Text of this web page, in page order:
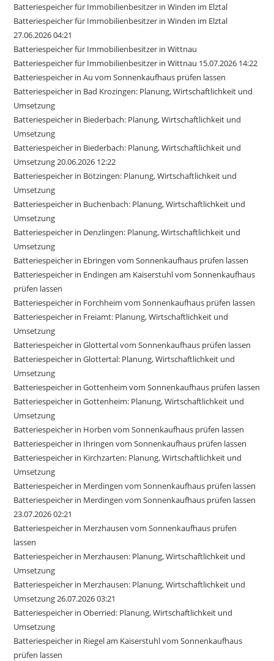
Batteriespeicher für Immobilienbesitzer in Winden im Elztal
Batteriespeicher für Immobilienbesitzer in Winden im Elztal
27.06.2026 04:21
Batteriespeicher für Immobilienbesitzer in Wittnau
Batteriespeicher für Immobilienbesitzer in Wittnau 15.07.2026 14:22
Batteriespeicher in Au vom Sonnenkaufhaus prüfen lassen
Batteriespeicher in Bad Krozingen: Planung, Wirtschaftlichkeit und
Umsetzung
Batteriespeicher in Biederbach: Planung, Wirtschaftlichkeit und
Umsetzung
Batteriespeicher in Biederbach: Planung, Wirtschaftlichkeit und
Umsetzung 20.06.2026 12:22
Batteriespeicher in Bötzingen: Planung, Wirtschaftlichkeit und
Umsetzung
Batteriespeicher in Buchenbach: Planung, Wirtschaftlichkeit und
Umsetzung
Batteriespeicher in Denzlingen: Planung, Wirtschaftlichkeit und
Umsetzung
Batteriespeicher in Ebringen vom Sonnenkaufhaus prüfen lassen
Batteriespeicher in Endingen am Kaiserstuhl vom Sonnenkaufhaus
prüfen lassen
Batteriespeicher in Forchheim vom Sonnenkaufhaus prüfen lassen
Batteriespeicher in Freiamt: Planung, Wirtschaftlichkeit und
Umsetzung
Batteriespeicher in Glottertal vom Sonnenkaufhaus prüfen lassen
Batteriespeicher in Glottertal: Planung, Wirtschaftlichkeit und
Umsetzung
Batteriespeicher in Gottenheim vom Sonnenkaufhaus prüfen lassen
Batteriespeicher in Gottenheim: Planung, Wirtschaftlichkeit und
Umsetzung
Batteriespeicher in Horben vom Sonnenkaufhaus prüfen lassen
Batteriespeicher in Ihringen vom Sonnenkaufhaus prüfen lassen
Batteriespeicher in Kirchzarten: Planung, Wirtschaftlichkeit und
Umsetzung
Batteriespeicher in Merdingen vom Sonnenkaufhaus prüfen lassen
Batteriespeicher in Merdingen vom Sonnenkaufhaus prüfen lassen
23.07.2026 02:21
Batteriespeicher in Merzhausen vom Sonnenkaufhaus prüfen
lassen
Batteriespeicher in Merzhausen: Planung, Wirtschaftlichkeit und
Umsetzung
Batteriespeicher in Merzhausen: Planung, Wirtschaftlichkeit und
Umsetzung 26.07.2026 03:21
Batteriespeicher in Oberried: Planung, Wirtschaftlichkeit und
Umsetzung
Batteriespeicher in Riegel am Kaiserstuhl vom Sonnenkaufhaus
prüfen lassen